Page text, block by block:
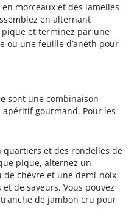
en morceaux et des lamelles
en alternant
et terminez par une
ou une feuille d’aneth pour
sont une combinaison
gourmand. Pour les
quartiers et des rondelles de
pique, alternez un
chèvre et une demi-noix
de saveurs. Vous pouvez
de jambon cru pour